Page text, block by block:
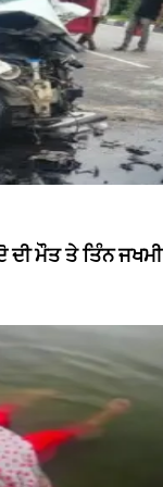
ਦੀ ਮੌਤ ਤੇ ਤਿੰਨ ਜਖਮੀ